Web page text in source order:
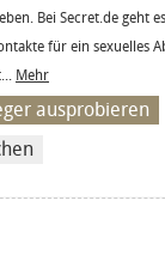
Bei Secret.de geht
für ein sexuelles
Mehr
ausprobieren